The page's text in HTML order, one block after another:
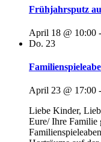
Frühjahrsputz
April 18 @ 10:00 -
Do. 23
April 23 @ 17:00 -
Liebe Kinder,
Eure/ Ihre Familie